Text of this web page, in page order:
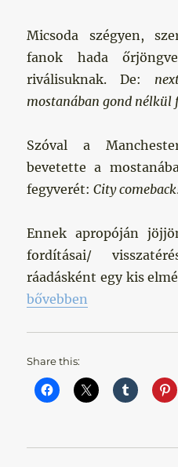
Micsoda szégyen,
fanok hada
riválisuknak. De:
mostanában gond nélkül
Szóval a
bevetette a
fegyverét:City
Ennek apropóján
fordításai/
ráadásként egy kis
„Big City Comebacks”
bővebben
Share this: